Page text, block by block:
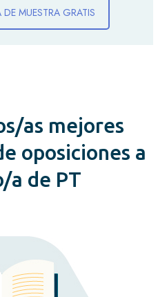
MUESTRA GRATIS
as mejores
oposiciones a
a de PT